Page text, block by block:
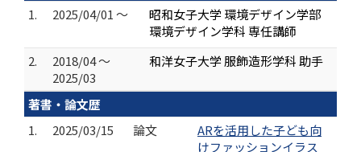
1.
2025/04/01 ～
昭和女子大学 環境デザイン学部
環境デザイン学科 専任講師
2.
2018/04 ～
2025/03
和洋女子大学 服飾造形学科 助手
著書・論文歴
1.
2025/03/15 論文
ARを活用した子ども向
けファッションイラス